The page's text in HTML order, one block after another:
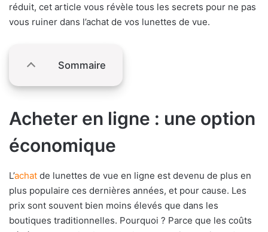
réduit, cet article vous révèle tous les secrets pour ne pas
vous ruiner dans l’achat de vos lunettes de vue.
Sommaire
Acheter en ligne : une option
économique
L’achat de lunettes de vue en ligne est devenu de plus en
plus populaire ces dernières années, et pour cause. Les
prix sont souvent bien moins élevés que dans les
boutiques traditionnelles. Pourquoi ? Parce que les coûts